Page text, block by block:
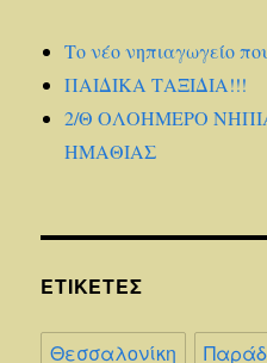
Το νέο νηπιαγωγείο
ΠΑΙΔΙΚΑ ΤΑΞΙΔΙΑ!!!
2/Θ ΟΛΟΗΜΕΡΟ
ΗΜΑΘΙΑΣ
ΕΤΙΚΈΤΕΣ
Θεσσαλονίκη